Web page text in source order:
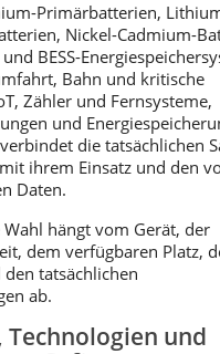
Primärbatterien,
Nickel-Cadmium-
BESS-
Bahn und kritische
Zähler und Fernsysteme,
und
die tatsächlichen
ihrem Einsatz und den
Daten.
hängt vom Gerät, der
dem verfügbaren Platz,
tatsächlichen
ab.
und